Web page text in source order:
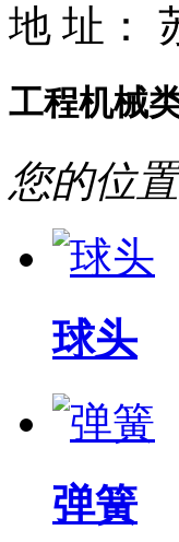
地 址：
工程机械
您的位置
球头
弹簧